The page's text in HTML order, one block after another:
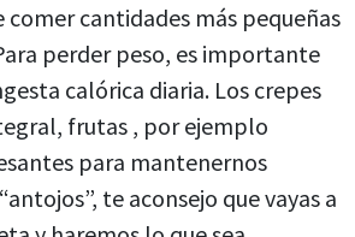
cantidades más pequeñas
perder peso, es importante
calórica diaria. Los crepes
frutas , por ejemplo
para mantenernos
te aconsejo que vayas a